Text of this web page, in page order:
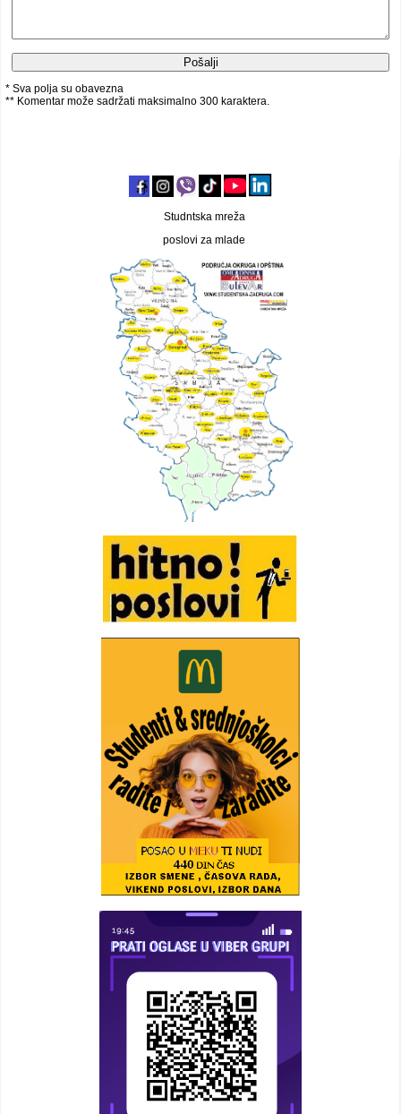
Studntska mreža
poslovi za mlade
* Sva polja su obavezna
** Komentar može sadržati maksimalno 300 karaktera.